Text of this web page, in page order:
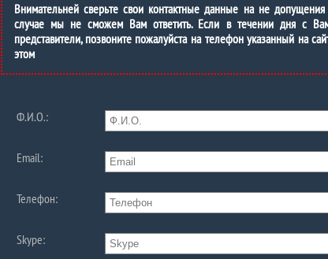
Внимательней сверьте свои контактные данные на не
случае мы не сможем Вам ответить. Если в течении дня с
представители, позвоните пожалуйста на телефон указанный на
этом
Ф.И.О.:
Email:
Телефон:
Skype: